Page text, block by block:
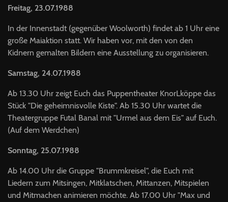
Freitag, 23.07.1988
In der Innenstadt (gegenüber Woolworth) findet ab 1 Uhr eine
große Maiaktion statt. Wir haben vor, mit den von den
Kidnern ge­malten Bildern eine Ausstellung zu organisieren.
Samstag, 24.07.1988
Ab 13.30 Uhr zeigt Euch das Pup­pentheater KnorLköppe das
Stück "Die geheimnisvolle Kiste". Ab 15.30 Uhr wartet die
Theatergrup­pe Futal Banal mit "Urmel aus dem Eis" auf Euch.
(Auf dem Werdchen)
Sonntag, 25.07.1988
Ab 14.00 Uhr die Gruppe "Brummkreisel", die Euch mit
Liedern zum Mitsingen, Mitklat­schen, Mittanzen, Mitspielen
und Mitmachen animieren möchte. Ab 17.00 Uhr "Max und